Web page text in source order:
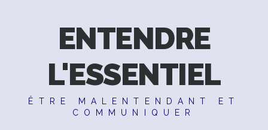
ENTENDRE
L'ESSENTIEL
ÊTRE MALENTENDANT ET
COMMUNIQUER